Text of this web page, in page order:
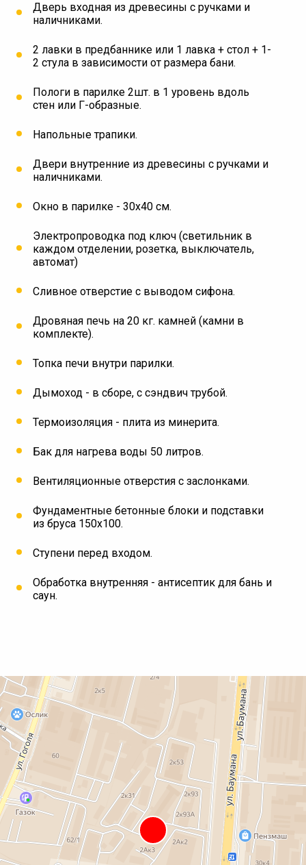
Дверь входная из древесины с ручками и
наличниками.
2 лавки в предбаннике или 1 лавка + стол + 1-
2 стула в зависимости от размера бани.
Пологи в парилке 2шт. в 1 уровень вдоль
стен или Г-образные.
⁠Напольные трапики.
Двери внутренние из древесины с ручками и
наличниками.
Окно в парилке - 30х40 см.
Электропроводка под ключ (светильник в
каждом отделении, розетка, выключатель,
автомат)
Сливное отверстие с выводом сифона.
Дровяная печь на 20 кг. камней (камни в
комплекте).
Топка печи внутри парилки.
Дымоход - в сборе, с сэндвич трубой.
Термоизоляция - плита из минерита.
Бак для нагрева воды 50 литров.
Вентиляционные отверстия с заслонками.
Фундаментные бетонные блоки и подставки
из бруса 150х100.
Ступени перед входом.
Обработка внутренняя - антисептик для бань и
саун.